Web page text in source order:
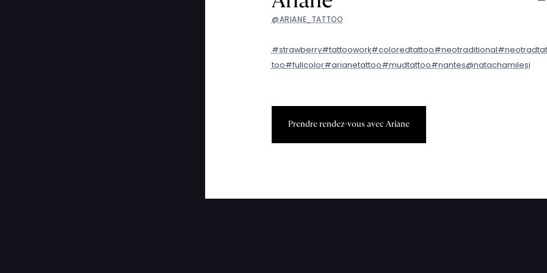
@ARIANE_TATTOO
#strawberry#tattoowork#coloredtattoo#neotraditional#neotradtat
too#fullcolor#arianetattoo#mudtattoo#nantes@natachamilesi
Prendre rendez-vous avec Ariane